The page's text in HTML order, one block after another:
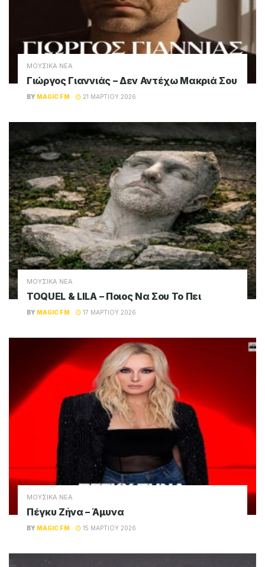
ΜΟΥΣΙΚΑ ΝΕΑ
Γιώργος Γιαννιάς – Δεν Αντέχω Μακριά Σου
BY MAGIC FM 21 ΜΑΡΤΊΟΥ 2026
ΜΟΥΣΙΚΑ ΝΕΑ
TOQUEL & LILA – Ποιος Να Σου Το Πει
BY MAGIC FM 17 ΜΑΡΤΊΟΥ 2026
ΜΟΥΣΙΚΑ ΝΕΑ
Πέγκυ Ζήνα – Άμυνα
BY MAGIC FM 15 ΜΑΡΤΊΟΥ 2026